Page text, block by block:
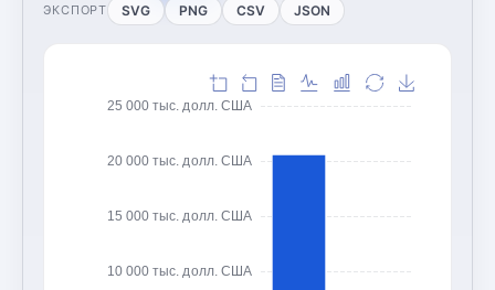
ЭКСПОРТ SVG PNG CSV JSON
10 000 тыс. долл. США
15 000 тыс. долл. США
20 000 тыс. долл. США
25 000 тыс. долл. США